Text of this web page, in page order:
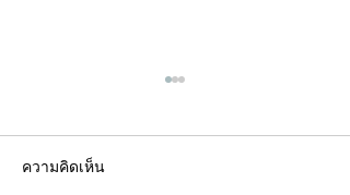
ความคิดเห็น